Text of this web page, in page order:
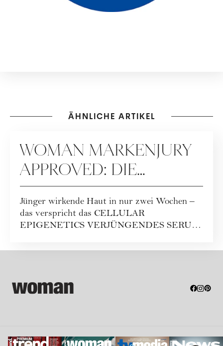
ÄHNLICHE ARTIKEL
WOMAN MARKENJURY
APPROVED: DIE
REVOLUTION IN DER
HAUTVERJÜNGUNG
Jünger wirkende Haut in nur zwei Wochen –
das verspricht das CELLULAR
EPIGENETICS VERJÜNGENDES SERUM.